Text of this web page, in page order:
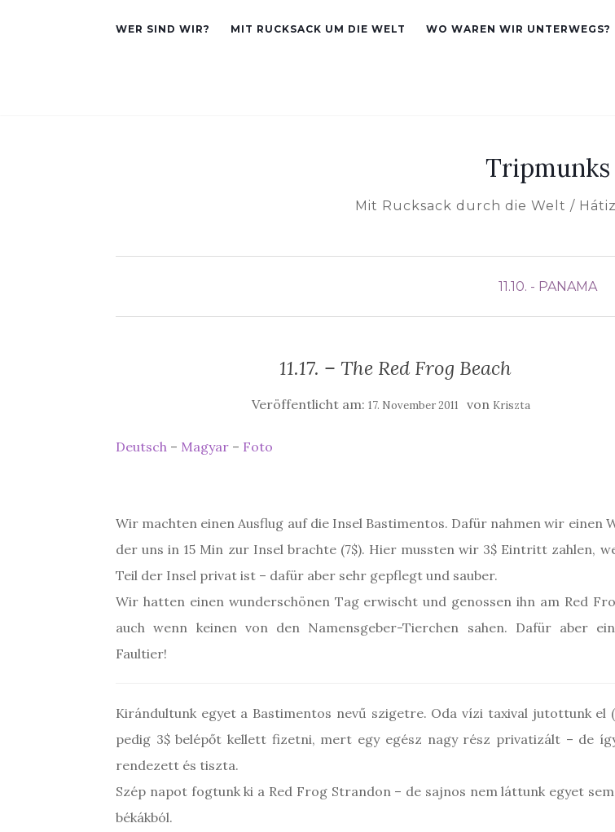
WER SIND WIR? MIT RUCKSACK UM DIE WELT WO WAREN WIR UNTERWEGS?
Tripmunks
Mit Rucksack durch die Welt /
11.10. - PANAMA
11.17. – The Red Frog Beach
Veröffentlicht am:17. November 2011 von Kriszta
Deutsch – Magyar – Foto
Wir machten einen Ausflug auf die Insel Bastimentos. Dafür nahmen wir einen
der uns in 15 Min zur Insel brachte (7$). Hier mussten wir 3$ Eintritt zahlen,
Teil der Insel privat ist – dafür aber sehr gepflegt und sauber.
Wir hatten einen wunderschönen Tag erwischt und genossen ihn am Red
auch wenn keinen von den Namensgeber-Tierchen sahen. Dafür aber
Faultier!
Kirándultunk egyet a Bastimentos nevű szigetre. Oda vízi taxival jutottunk el
pedig 3$ belépőt kellett fizetni, mert egy egész nagy rész privatizált – de
rendezett és tiszta.
Szép napot fogtunk ki a Red Frog Strandon – de sajnos nem láttunk egyet
békákból.